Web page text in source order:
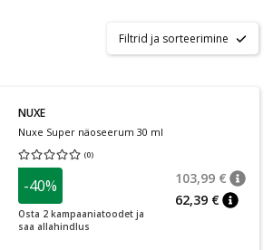
Filtrid ja sorteerimine
NUXE
Nuxe Super näoseerum 30 ml
(0)
Keskmine hinnang 0.00
-40%
Osta 2 kampaaniatoodet ja
saa allahindlus
103,99 €
62,39 €